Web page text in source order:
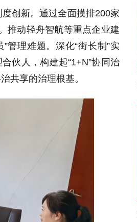
创新。通过全面摸排200家
推动轻舟智航等重点企业建
管理难题。深化“街长制”实
伙人，构建起“1+N”协同治
共享的治理根基。